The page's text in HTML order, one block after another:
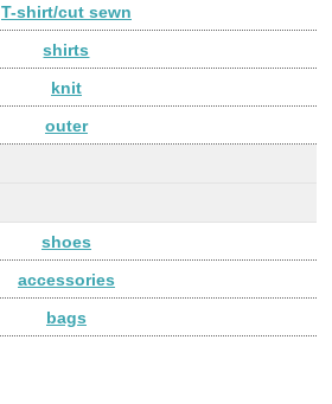
T-shirt/cut sewn
shirts
knit
outer
shoes
accessories
bags